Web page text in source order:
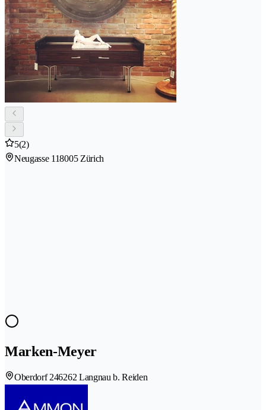
5(2)
Neugasse 118005 Zürich
Marken-Meyer
Oberdorf 246262 Langnau b. Reiden